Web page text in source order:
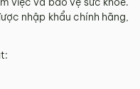
nhập khẩu chính hãng,